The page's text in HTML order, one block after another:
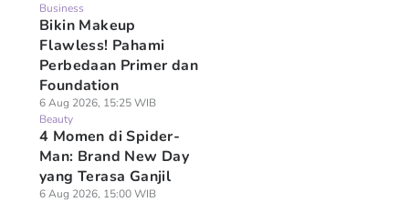
Business
Bikin Makeup
Flawless! Pahami
Perbedaan Primer dan
Foundation
6 Aug 2026, 15:25 WIB
Beauty
4 Momen di Spider-
Man: Brand New Day
yang Terasa Ganjil
6 Aug 2026, 15:00 WIB